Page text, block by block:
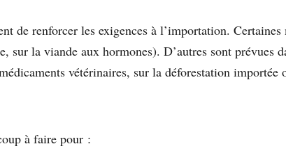
de renforcer les exigences à l’importation.
sur la viande aux hormones). D’autres sont prévues
vétérinaires, sur la déforestation importée
à faire pour :